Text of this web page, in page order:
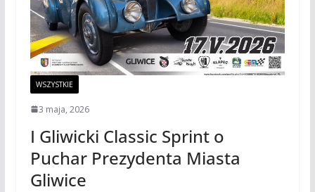
WSZYSTKIE
3 maja, 2026
I Gliwicki Classic Sprint o
Puchar Prezydenta Miasta
Gliwice